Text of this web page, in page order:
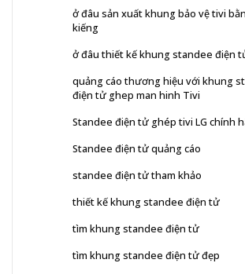
ở đâu sản xuất khung bảo vệ tivi
kiếng
ở đâu thiết kế khung standee điện
quảng cáo thương hiệu với khung
điện tử ghep man hinh Tivi
Standee điện tử ghép tivi LG chính
Standee điện tử quảng cáo
standee điện tử tham khảo
thiết kế khung standee điện tử
tìm khung standee điện tử
tìm khung standee điện tử đẹp